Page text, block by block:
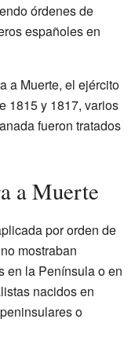
órdenes de
españoles en
a Muerte, el ejército
1815 y 1817, varios
fueron tratados
a Muerte
por orden de
mostraban
en la Península o en
nacidos en
o